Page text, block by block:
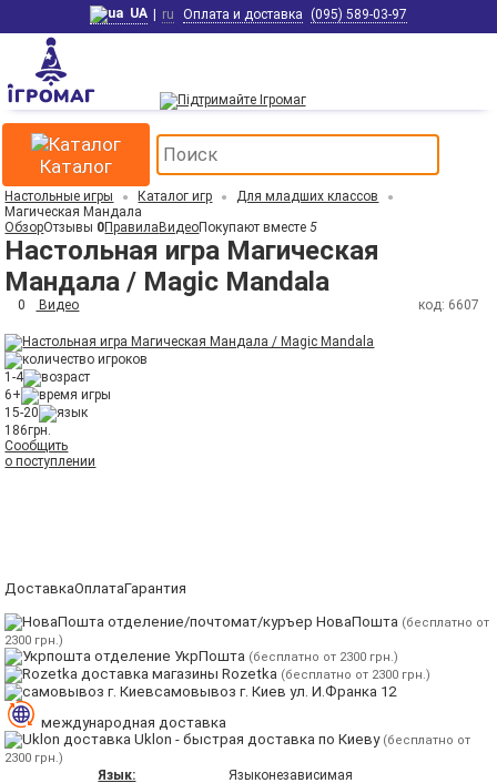
UA | ru Оплата и доставка (095) 589-03-97
Каталог
Настольные игры Каталог игр
Для младших классов
Магическая Мандала
ОбзорОтзывы 0Правила ВидеоПокупают вместе5
Настольная игра Магическая
Мандала / Magic Mandala
0 Видео код: 6607
1-4
6+
15-20
186грн.
Сообщить
о поступлении
ДоставкаОплатаГарантия
отделение/почтомат/куръер НоваПошта (бесплатно от
2300 грн.)
отделение УкрПошта (бесплатно от 2300 грн.)
магазины Rozetka (бесплатно от 2300 грн.)
самовывоз г. Киев ул. И.Франка 12
международная доставка
Uklon - быстрая доставка по Киеву (бесплатно от
2300 грн.)
Язык:
Языконезависимая